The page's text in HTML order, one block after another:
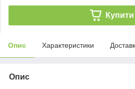
Купити
Опис Характеристики
Опис